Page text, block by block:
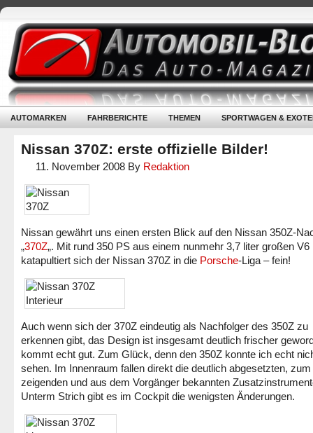
AUTOMARKEN FAHRBERICHTE THEMEN SPORTWAGEN &
Nissan 370Z: erste offizielle Bilder!
11. November 2008 By Redaktion
Nissan gewährt uns einen ersten Blick auf den Nissan 350Z-
„370Z„. Mit rund 350 PS aus einem nunmehr 3,7 liter großen V6
katapultiert sich der Nissan 370Z in die Porsche-Liga – fein!
Auch wenn sich der 370Z eindeutig als Nachfolger des 350Z zu
erkennen gibt, das Design ist insgesamt deutlich frischer
kommt echt gut. Zum Glück, denn den 350Z konnte ich echt
sehen. Im Innenraum fallen direkt die deutlich abgesetzten,
zeigenden und aus dem Vorgänger bekannten
Unterm Strich gibt es im Cockpit die wenigsten Änderungen.